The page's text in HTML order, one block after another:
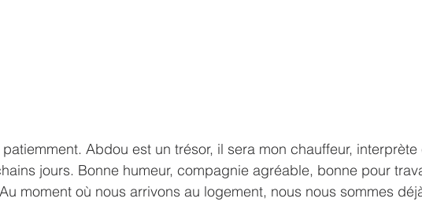
Abdou est un trésor, il sera mon chauffeur,
jours. Bonne humeur, compagnie agréable, bonne pour
moment où nous arrivons au logement, nous nous sommes